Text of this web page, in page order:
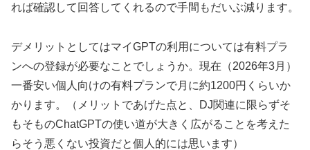
れば確認して回答してくれるので手間もだいぶ減ります。
デメリットとしてはマイGPTの利用については有料プラ
ンへの登録が必要なことでしょうか。現在（2026年3月）
一番安い個人向けの有料プランで月に約1200円くらいか
かります。（メリットであげた点と、DJ関連に限らずそ
もそものChatGPTの使い道が大きく広がることを考えた
らそう悪くない投資だと個人的には思います）